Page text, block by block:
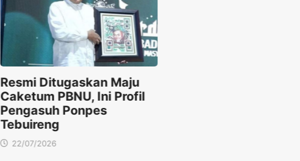
Imam Malik bin Anas:
Pelita Ilmu dari Kota
Madinah dan
22/06/2026